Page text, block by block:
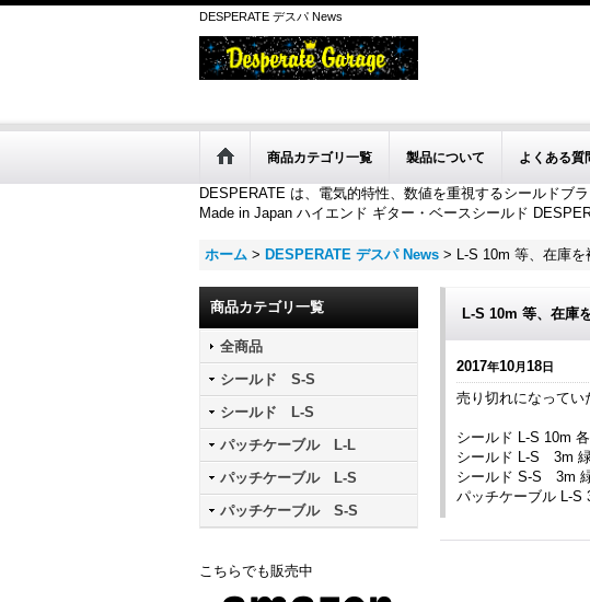
DESPERATE デスパ News
商品カテゴリ一覧 製品について よくある質
DESPERATE は、電気的特性、数値を重視するシールドブラ
Made in Japan ハイエンド ギター・ベースシールド
ホーム > DESPERATE デスパ News > L-S 10m 等、在庫を
商品カテゴリ一覧
全商品
シールド S-S
シールド L-S
パッチケーブル L-L
パッチケーブル L-S
パッチケーブル S-S
こちらでも販売中
L-S 10m 等、在庫
2017年10月18日
売り切れになってい
シールド L-S 10m
シールド L-S 3m
シールド S-S 3m
パッチケーブル